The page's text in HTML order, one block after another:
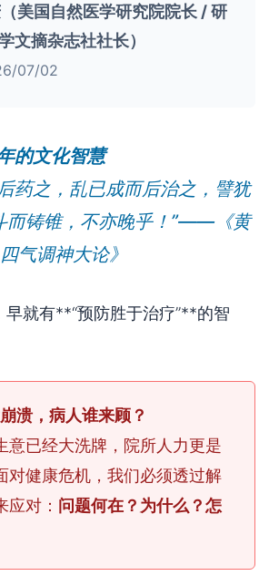
美国自然医学研究院院长 / 研
文摘杂志社社长）
07/02
的文化智慧
药之，乱已成而后治之，譬犹
而铸锥，不亦晚乎！”——《黄
气调神大论》
就有**“预防胜于治疗”**的智
溃，病人谁来顾？
意已经大洗牌，院所人力更是
对健康危机，我们必须透过解
应对： 问题何在？为什么？怎